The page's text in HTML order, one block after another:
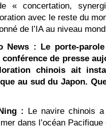
« concertation,
avec le reste du
de l’IA au niveau
News : Le porte-
conférence de presse
chinois ait
au sud du Japon.
: Le navire chinois
dans l’océan